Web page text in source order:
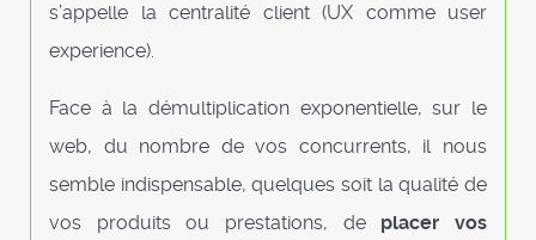
s’appelle la centralité client (UX comme user
experience).
Face à la démultiplication exponentielle, sur le
web, du nombre de vos concurrents, il nous
semble indispensable, quelques soit la qualité de
vos produits ou prestations, de placer vos